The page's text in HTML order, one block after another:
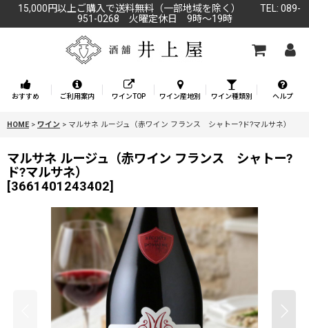
15,000円以上ご購入で送料無料（一部地域を除く） TEL: 089-
951-0268 火曜定休日 9時～19時
おすすめ ご利用案内 ワインTOP ワイン産地別 ワイン種類別 ヘルプ
HOME > ワイン > マルサネ ルージュ（赤ワイン フランス シャトー?ド?マルサネ）
マルサネ ルージュ（赤ワイン フランス シャトー?
ド?マルサネ）
[3661401243402]